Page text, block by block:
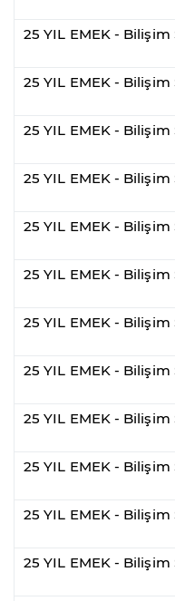
25 YIL EMEK -
25 YIL EMEK -
25 YIL EMEK -
25 YIL EMEK -
25 YIL EMEK -
25 YIL EMEK -
25 YIL EMEK -
25 YIL EMEK -
25 YIL EMEK -
25 YIL EMEK -
25 YIL EMEK -
25 YIL EMEK -